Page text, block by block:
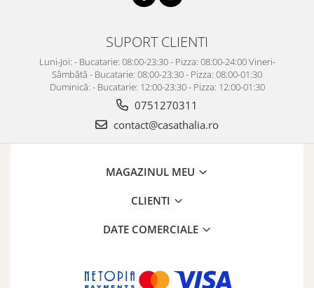
SUPORT CLIENTI
Luni-Joi: - Bucatarie: 08:00-23:30 - Pizza: 08:00-24:00 Vineri-
Sâmbătă - Bucatarie: 08:00-23:30 - Pizza: 08:00-01:30
Duminică: - Bucatarie: 12:00-23:30 - Pizza: 12:00-01:30
0751270311
contact@casathalia.ro
MAGAZINUL MEU
CLIENTI
DATE COMERCIALE